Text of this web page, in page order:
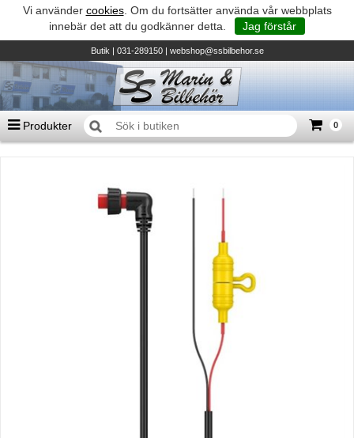
Vi använder cookies. Om du fortsätter använda vår webbplats
innebär det att du godkänner detta.
Jag förstår
Butik| 031-289150 | webshop@ssbilbehor.se
Produkter 0
TILL KASSAN
Biltillbehör och reservdelar - BDS